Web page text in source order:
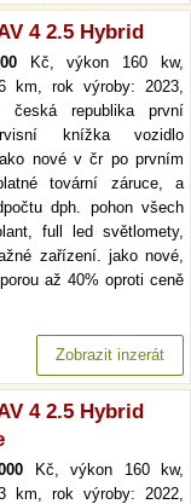
4 2.5 Hybrid
Kč, výkon 160 kw,
km, rok výroby: 2023,
česká republika první
knížka vozidlo
nové v čr po prvním
tovární záruce, a
dph. pohon všech
full led světlomety,
zařízení. jako nové,
až 40% oproti ceně
Zobrazit inzerát
4 2.5 Hybrid
Kč, výkon 160 kw,
km, rok výroby: 2022,